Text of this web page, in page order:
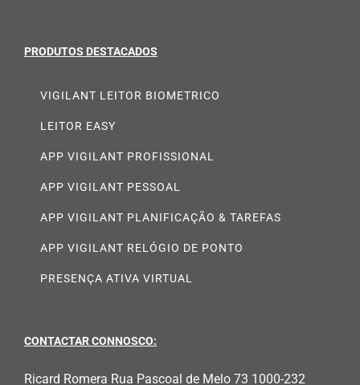
PRODUTOS DESTACADOS
VIGILANT LEITOR BIOMETRICO
LEITOR EASY
APP VIGILANT PROFISSIONAL
APP VIGILANT PESSOAL
APP VIGILANT PLANIFICAÇÃO & TAREFAS
APP VIGILANT RELÓGIO DE PONTO
PRESENÇA ATIVA VIRTUAL
CONTACTAR CONNOSCO:
Ricard Romera Rua Pascoal de Melo 73 1000-232